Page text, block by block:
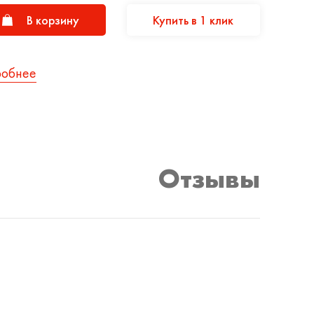
В корзину Купить в 1 клик
Отзывы